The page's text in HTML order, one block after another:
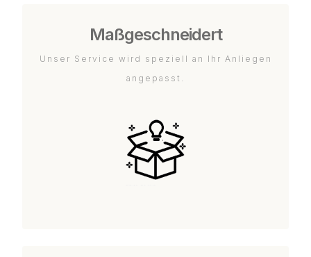
Maßgeschneidert
Unser Service wird speziell an Ihr Anliegen
angepasst.